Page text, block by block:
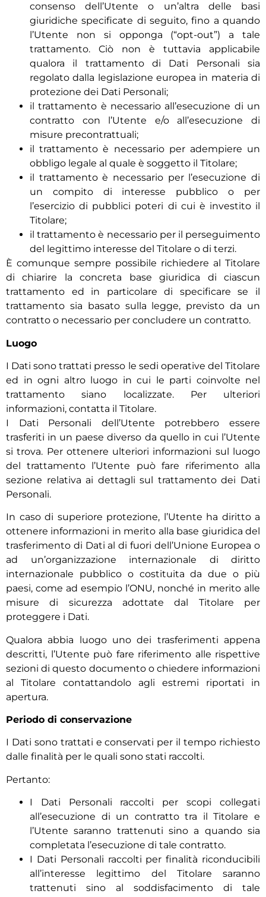
consenso dell’Utente o un’altra delle basi
giuridiche specificate di seguito, fino a quando
l’Utente non si opponga (“opt-out”) a tale
trattamento. Ciò non è tuttavia applicabile
qualora il trattamento di Dati Personali sia
regolato dalla legislazione europea in materia di
protezione dei Dati Personali;
il trattamento è necessario all’esecuzione di un
contratto con l’Utente e/o all’esecuzione di
misure precontrattuali;
il trattamento è necessario per adempiere un
obbligo legale al quale è soggetto il Titolare;
il trattamento è necessario per l’esecuzione di
un compito di interesse pubblico o per
l’esercizio di pubblici poteri di cui è investito il
Titolare;
il trattamento è necessario per il perseguimento
del legittimo interesse del Titolare o di terzi.
È comunque sempre possibile richiedere al Titolare
di chiarire la concreta base giuridica di ciascun
trattamento ed in particolare di specificare se il
trattamento sia basato sulla legge, previsto da un
contratto o necessario per concludere un contratto.
Luogo
I Dati sono trattati presso le sedi operative del Titolare
ed in ogni altro luogo in cui le parti coinvolte nel
trattamento siano localizzate. Per ulteriori
informazioni, contatta il Titolare.
I Dati Personali dell’Utente potrebbero essere
trasferiti in un paese diverso da quello in cui l’Utente
si trova. Per ottenere ulteriori informazioni sul luogo
del trattamento l’Utente può fare riferimento alla
sezione relativa ai dettagli sul trattamento dei Dati
Personali.
In caso di superiore protezione, l’Utente ha diritto a
ottenere informazioni in merito alla base giuridica del
trasferimento di Dati al di fuori dell’Unione Europea o
ad un’organizzazione internazionale di diritto
internazionale pubblico o costituita da due o più
paesi, come ad esempio l’ONU, nonché in merito alle
misure di sicurezza adottate dal Titolare per
proteggere i Dati.
Qualora abbia luogo uno dei trasferimenti appena
descritti, l’Utente può fare riferimento alle rispettive
sezioni di questo documento o chiedere informazioni
al Titolare contattandolo agli estremi riportati in
apertura.
Periodo di conservazione
I Dati sono trattati e conservati per il tempo richiesto
dalle finalità per le quali sono stati raccolti.
Pertanto:
I Dati Personali raccolti per scopi collegati
all’esecuzione di un contratto tra il Titolare e
l’Utente saranno trattenuti sino a quando sia
completata l’esecuzione di tale contratto.
I Dati Personali raccolti per finalità riconducibili
all’interesse legittimo del Titolare saranno
trattenuti sino al soddisfacimento di tale